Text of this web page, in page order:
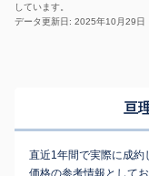
しています。
データ更新日: 2025年10月29日
亘
直近1年間で実際に成約
価格の参考情報として